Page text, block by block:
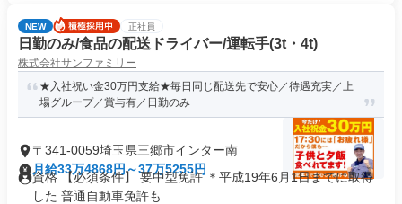
NEW 正社員
日勤のみ/食品の配送ドライバー/運転手(3t・4t)
株式会社サンファミリー
★入社祝い金30万円支給★毎日同じ配送先で安心／待遇充実／上
場グループ／賞与有／日勤のみ
〒341-0059埼玉県三郷市インター南
月給33万4868円～37万5255円
資格 【必須条件】 要中型免許 ＊平成19年6月1日までに取得
した 普通自動車免許も...